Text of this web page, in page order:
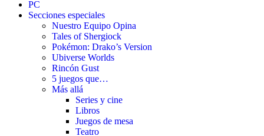
PC
Secciones especiales
Nuestro Equipo Opina
Tales of Shergiock
Pokémon: Drako’s Version
Ubiverse Worlds
Rincón Gust
5 juegos que…
Más allá
Series y cine
Libros
Juegos de mesa
Teatro